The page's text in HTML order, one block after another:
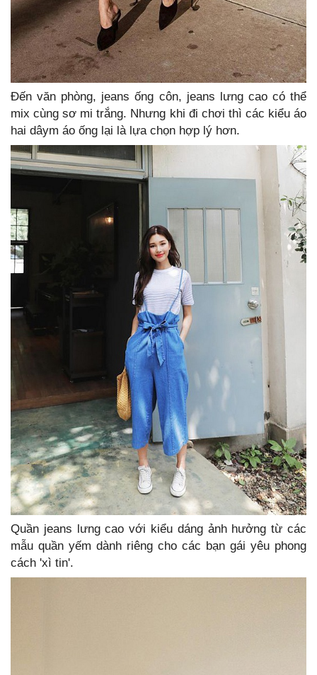
Đến văn phòng, jeans ống côn, jeans lưng cao có thể
mix cùng sơ mi trắng. Nhưng khi đi chơi thì các kiểu áo
hai dâym áo ống lại là lựa chọn hợp lý hơn.
Quần jeans lưng cao với kiểu dáng ảnh hưởng từ các
mẫu quần yếm dành riêng cho các bạn gái yêu phong
cách 'xì tin'.